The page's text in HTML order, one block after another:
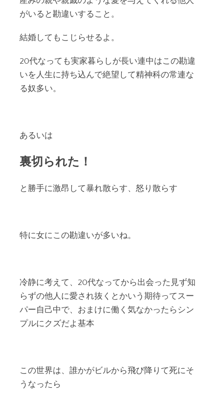
がいると勘違いすること。
結婚してもこじらせるよ。
20代なっても実家暮らしが長い連中はこの勘違
いを人生に持ち込んで絶望して精神科の常連な
る奴多い。
あるいは
裏切られた！
と勝手に激昂して暴れ散らす、怒り散らす
特に女にこの勘違いが多いね。
冷静に考えて、20代なってから出会った見ず知
らずの他人に愛され抜くとかいう期待ってスー
パー自己中で、おまけに働く気なかったらシン
プルにクズだよ基本
この世界は、誰かがビルから飛び降りて死にそ
うなったら